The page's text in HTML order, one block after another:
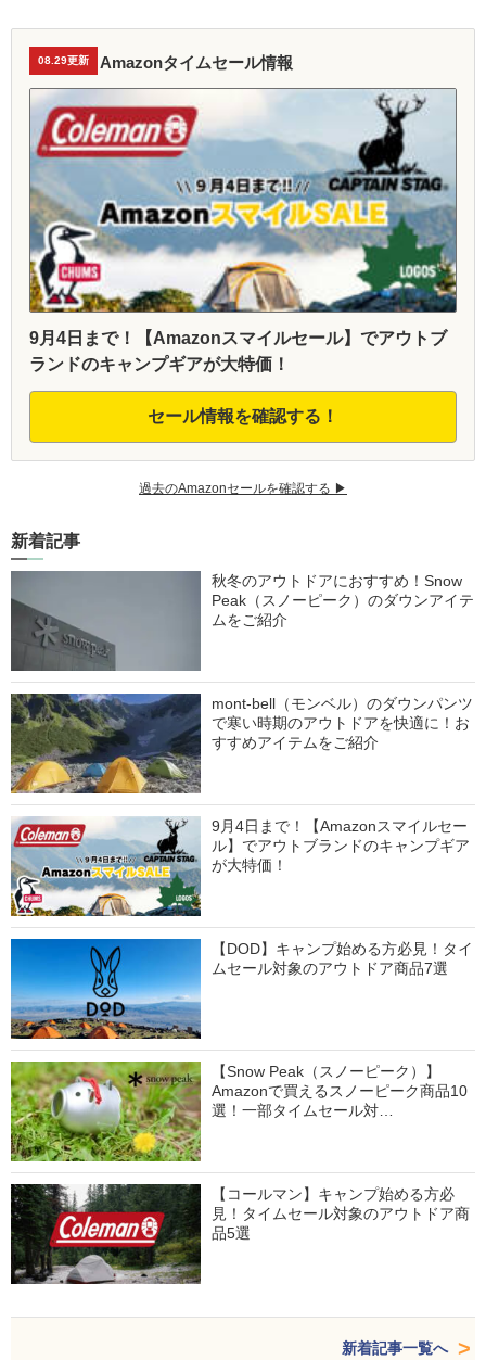
08.29更新 Amazonタイムセール情報
9月4日まで！【Amazonスマイルセール】でアウトブ
ランドのキャンプギアが大特価！
セール情報を確認する！
過去のAmazonセールを確認する ▶︎
新着記事
秋冬のアウトドアにおすすめ！Snow
Peak（スノーピーク）のダウンアイテ
ムをご紹介
mont-bell（モンベル）のダウンパンツ
で寒い時期のアウトドアを快適に！お
すすめアイテムをご紹介
9月4日まで！【Amazonスマイルセー
ル】でアウトブランドのキャンプギア
が大特価！
【DOD】キャンプ始める方必見！タイ
ムセール対象のアウトドア商品7選
【Snow Peak（スノーピーク）】
Amazonで買えるスノーピーク商品10
選！一部タイムセール対…
【コールマン】キャンプ始める方必
見！タイムセール対象のアウトドア商
品5選
新着記事一覧へ